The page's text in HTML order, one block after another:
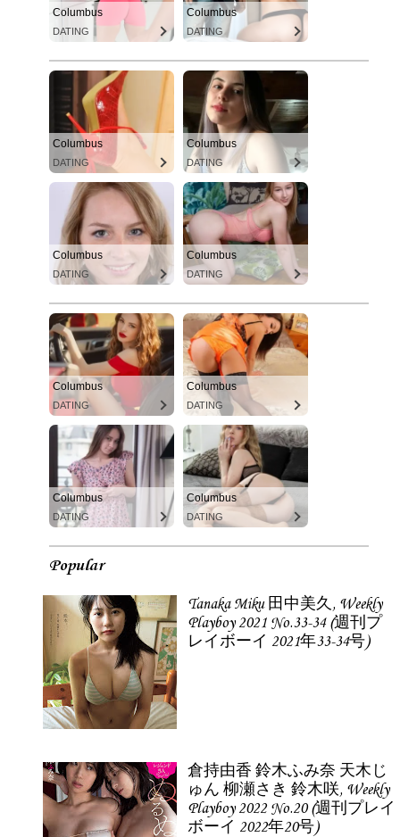
Columbus
DATING
Columbus
DATING
Columbus
DATING
Columbus
DATING
Columbus
DATING
Columbus
DATING
Columbus
DATING
Columbus
DATING
Columbus
DATING
Columbus
DATING
Popular
Tanaka Miku 田中美久, Weekly
Playboy 2021 No.33-34 (週刊プ
レイボーイ 2021年33-34号)
倉持由香 鈴木ふみ奈 天木じ
ゅん 柳瀬さき 鈴木咲, Weekly
Playboy 2022 No.20 (週刊プレイ
ボーイ 2022年20号)